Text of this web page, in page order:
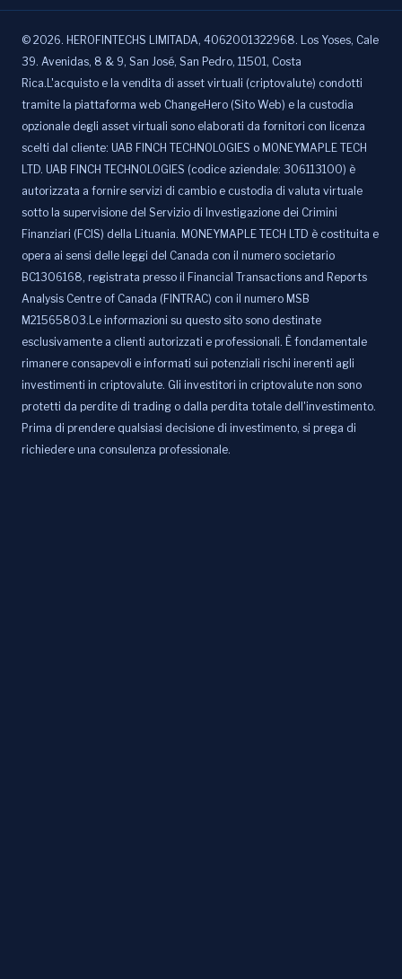
© 2026. HEROFINTECHS LIMITADA, 4062001322968. Los Yoses, Cale
39. Avenidas, 8 & 9, San José, San Pedro, 11501, Costa
Rica.L'acquisto e la vendita di asset virtuali (criptovalute) condotti
tramite la piattaforma web ChangeHero (Sito Web) e la custodia
opzionale degli asset virtuali sono elaborati da fornitori con licenza
scelti dal cliente: UAB FINCH TECHNOLOGIES o MONEYMAPLE TECH
LTD. UAB FINCH TECHNOLOGIES (codice aziendale: 306113100) è
autorizzata a fornire servizi di cambio e custodia di valuta virtuale
sotto la supervisione del Servizio di Investigazione dei Crimini
Finanziari (FCIS) della Lituania. MONEYMAPLE TECH LTD è costituita e
opera ai sensi delle leggi del Canada con il numero societario
BC1306168, registrata presso il Financial Transactions and Reports
Analysis Centre of Canada (FINTRAC) con il numero MSB
M21565803.Le informazioni su questo sito sono destinate
esclusivamente a clienti autorizzati e professionali. È fondamentale
rimanere consapevoli e informati sui potenziali rischi inerenti agli
investimenti in criptovalute. Gli investitori in criptovalute non sono
protetti da perdite di trading o dalla perdita totale dell'investimento.
Prima di prendere qualsiasi decisione di investimento, si prega di
richiedere una consulenza professionale.